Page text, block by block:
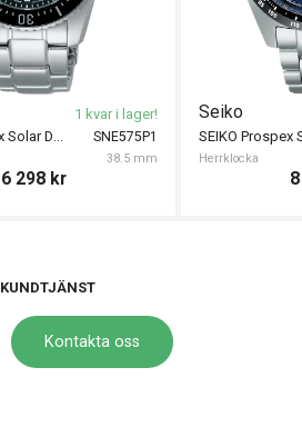
SNE575P1
38.5 mm
SEIKO Prospex Solar Divers PADI 38.5mm
1 kvar i lager!
6 298 kr
Seiko
Herrklocka
KUNDTJÄNST
Kontakta oss